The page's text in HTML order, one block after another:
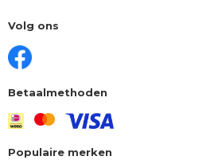
Volg ons
Betaalmethoden
Populaire merken